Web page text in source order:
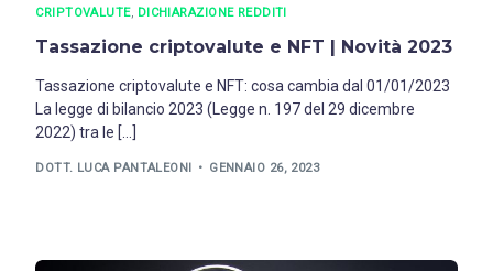
CRIPTOVALUTE, DICHIARAZIONE REDDITI
Tassazione criptovalute e NFT | Novità 2023
Tassazione criptovalute e NFT: cosa cambia dal 01/01/2023
La legge di bilancio 2023 (Legge n. 197 del 29 dicembre
2022) tra le […]
DOTT. LUCA PANTALEONI GENNAIO 26, 2023